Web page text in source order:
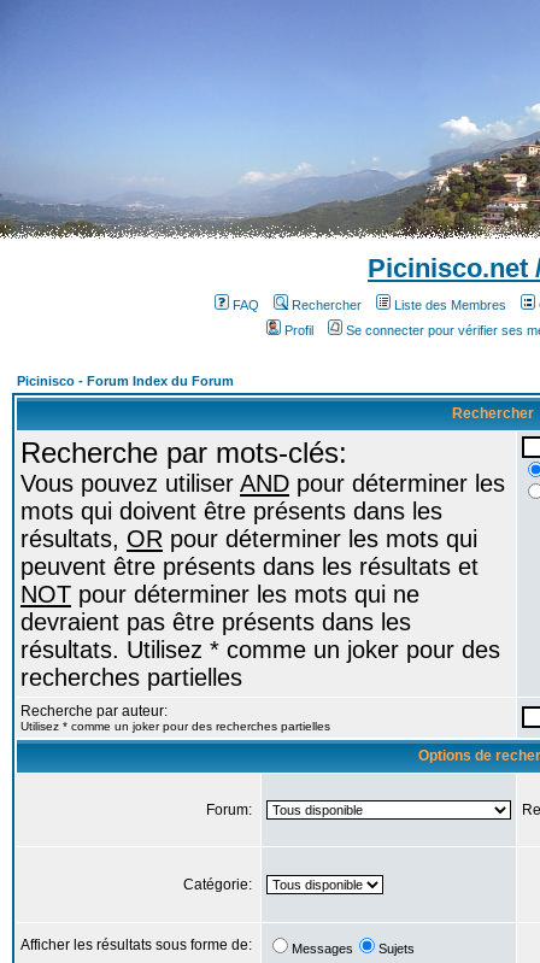
Picinisco.net
FAQ Rechercher Liste des Membres
Profil
Se connecter pour vérifier ses
Picinisco - Forum Index du Forum
Rechercher
Recherche par mots-clés:
Vous pouvez utiliser AND pour déterminer les
mots qui doivent être présents dans les
résultats, OR pour déterminer les mots qui
peuvent être présents dans les résultats et
NOT pour déterminer les mots qui ne
devraient pas être présents dans les
résultats. Utilisez * comme un joker pour des
recherches partielles
Recherche par auteur:
Utilisez * comme un joker pour des recherches partielles
Options de
Forum:
Catégorie:
Afficher les résultats sous forme de: Messages Sujets